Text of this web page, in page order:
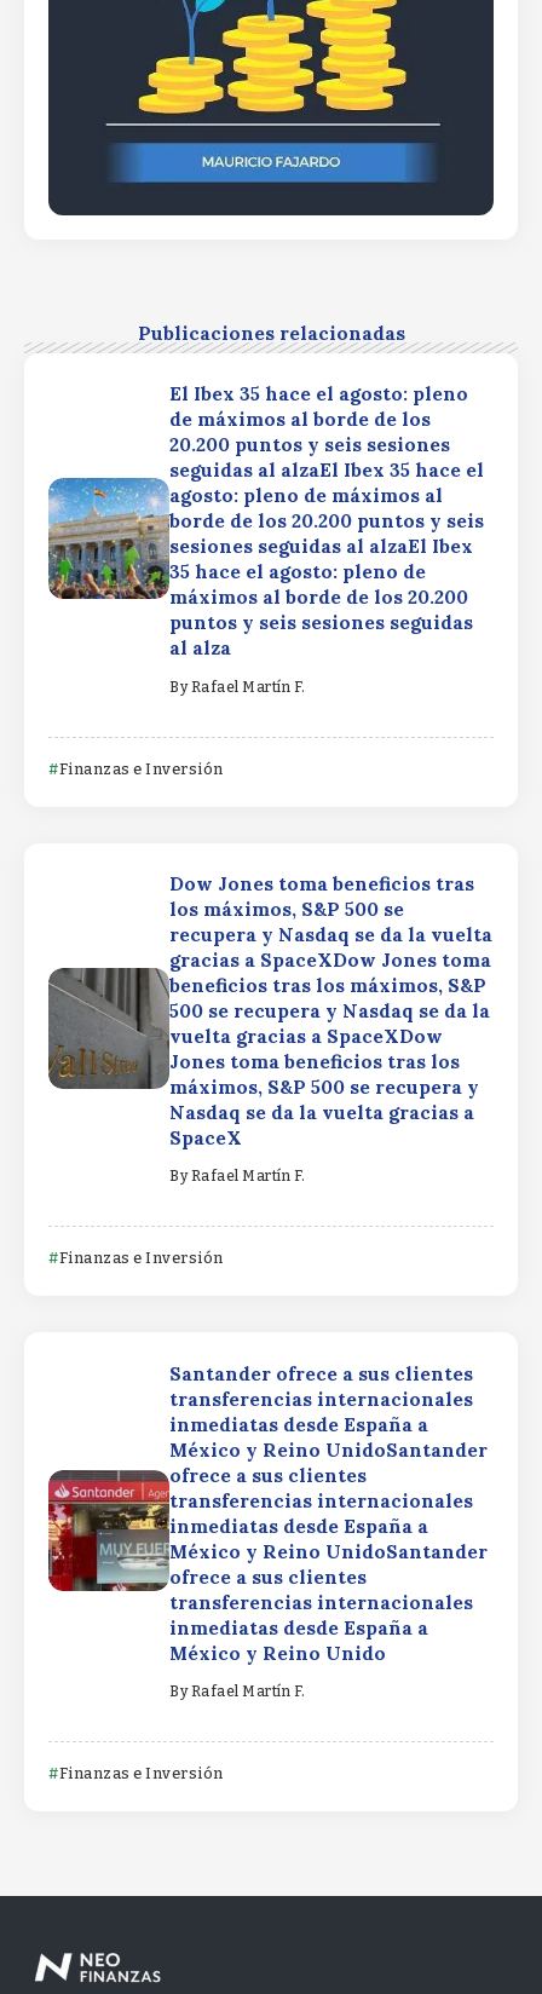
Publicaciones relacionadas
El Ibex 35 hace el agosto: pleno
de máximos al borde de los
20.200 puntos y seis sesiones
seguidas al alzaEl Ibex 35 hace el
agosto: pleno de máximos al
borde de los 20.200 puntos y seis
sesiones seguidas al alzaEl Ibex
35 hace el agosto: pleno de
máximos al borde de los 20.200
puntos y seis sesiones seguidas
al alza
By Rafael Martín F.
Finanzas e Inversión
Dow Jones toma beneficios tras
los máximos, S&P 500 se
recupera y Nasdaq se da la vuelta
gracias a SpaceXDow Jones toma
beneficios tras los máximos, S&P
500 se recupera y Nasdaq se da la
vuelta gracias a SpaceXDow
Jones toma beneficios tras los
máximos, S&P 500 se recupera y
Nasdaq se da la vuelta gracias a
SpaceX
By Rafael Martín F.
Finanzas e Inversión
Santander ofrece a sus clientes
transferencias internacionales
inmediatas desde España a
México y Reino UnidoSantander
ofrece a sus clientes
transferencias internacionales
inmediatas desde España a
México y Reino UnidoSantander
ofrece a sus clientes
transferencias internacionales
inmediatas desde España a
México y Reino Unido
By Rafael Martín F.
Finanzas e Inversión